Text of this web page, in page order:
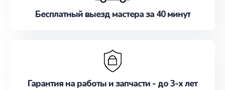
Бесплатный выезд мастера за 40 минут
Гарантия на работы и запчасти - до 3-х лет